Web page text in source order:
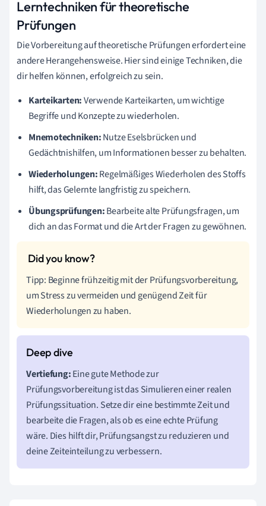
Lerntechniken für theoretische
Prüfungen
Die Vorbereitung auf theoretische Prüfungen erfordert eine
andere Herangehensweise. Hier sind einige Techniken, die
dir helfen können, erfolgreich zu sein.
Karteikarten:Verwende Karteikarten, um wichtige
Begriffe und Konzepte zu wiederholen.
Mnemotechniken:Nutze Eselsbrücken und
Gedächtnishilfen, um Informationen besser zu behalten.
Wiederholungen:Regelmäßiges Wiederholen des Stoffs
hilft, das Gelernte langfristig zu speichern.
Übungsprüfungen:Bearbeite alte Prüfungsfragen, um
dich an das Format und die Art der Fragen zu gewöhnen.
Tipp: Beginne frühzeitig mit der Prüfungsvorbereitung,
um Stress zu vermeiden und genügend Zeit für
Wiederholungen zu haben.
Vertiefung:Eine gute Methode zur
Prüfungsvorbereitung ist das Simulieren einer realen
Prüfungssituation. Setze dir eine bestimmte Zeit und
bearbeite die Fragen, als ob es eine echte Prüfung
wäre. Dies hilft dir, Prüfungsangst zu reduzieren und
deine Zeiteinteilung zu verbessern.